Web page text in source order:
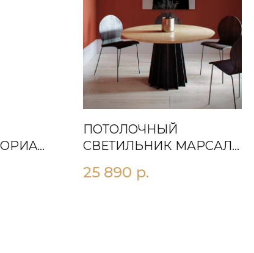
ПОТОЛОЧНЫЙ
СВЕТИЛЬНИК МАРСАЛА
25 890 р.